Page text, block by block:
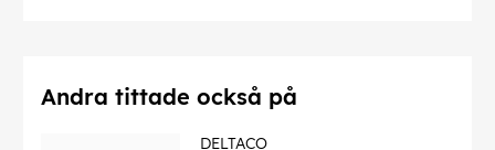
Andra tittade också på
DELTACO